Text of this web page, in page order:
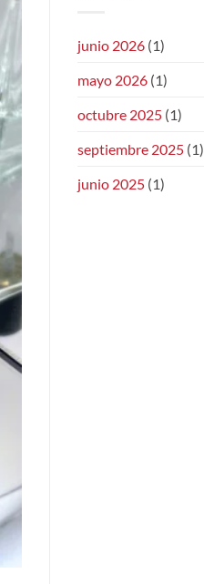
junio 2026(1)
mayo 2026(1)
octubre 2025(1)
septiembre 2025(1)
junio 2025(1)